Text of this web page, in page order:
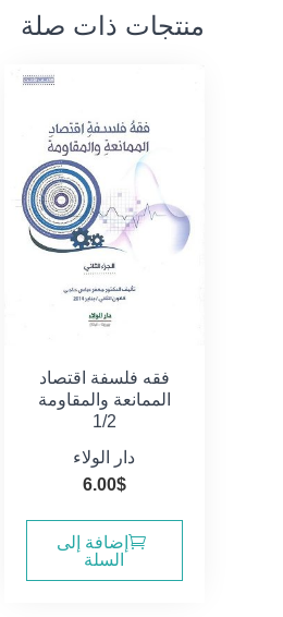
منتجات ذات صلة
فقه فلسفة اقتصاد
الممانعة والمقاومة
1/2
دار الولاء
6.00$
إضافة إلى
السلة